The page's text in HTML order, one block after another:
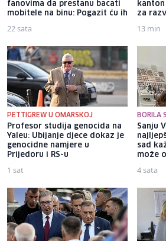
fanovima da prestanu bacati
mobitele na binu: Pogazit ću ih
22 sata
za
13 min
PETTIGREW U OMARSKOJ
Profesor studija genocida na
Yaleu: Ubijanje djece dokaz je
genocidne namjere u
Prijedoru i RS-u
1 sat
BORILA
Sanju
sad
može
4 sata